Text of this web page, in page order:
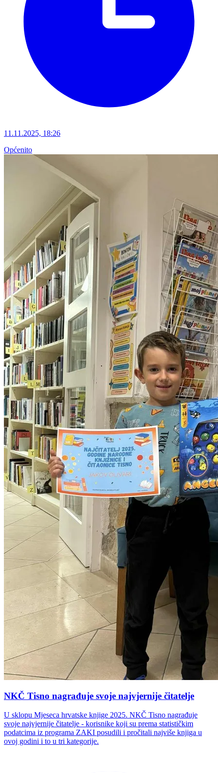
11.11.2025, 18:26
Općenito
NKČ Tisno nagrađuje svoje najvjernije čitatelje
U sklopu Mjeseca hrvatske knjige 2025. NKČ Tisno nagrađuje
svoje najvjernije čitatelje - korisnike koji su prema statističkim
podatcima iz programa ZAKI posudili i pročitali najviše knjiga u
ovoj godini i to u tri kategorije.